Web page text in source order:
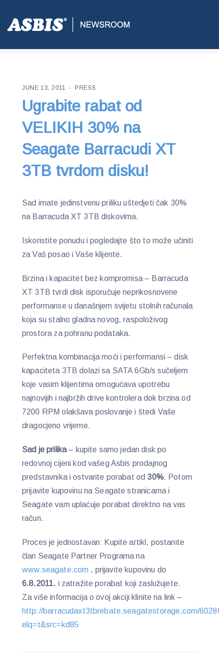
ASBIS CROATIA> PRESS> UGRABITE RABAT OD VELIKIH 30%
NA SEAGATE BARRACUDI XT 3TB TVRDOM DISKU!
JUNE 13, 2011 PRESS
Ugrabite rabat od
VELIKIH 30% na
Seagate Barracudi XT
3TB tvrdom disku!
Sad imate jedinstvenu priliku uštedjeti čak 30%
na Barracuda XT 3TB diskovima.
Iskoristite ponudu i pogledajte što to može učiniti
za Vaš posao i Vaše klijente.
Brzina i kapacitet bez kompromisa – Barracuda
XT 3TB tvrdi disk isporučuje neprikosnovene
performanse u današnjem svijetu stolnih računala
koja su stalno gladna novog, raspoloživog
prostora za pohranu podataka.
Perfektna kombinacija moći i performansi – disk
kapaciteta 3TB dolazi sa SATA 6Gb/s sučeljem
koje vasim klijentima omogućava upotrebu
najnovijih i najbržih drive kontrolera dok brzina od
7200 RPM olakšava poslovanje i štedi Vaše
dragocjeno vrijeme.
Sad je prilika– kupite samo jedan disk po
redovnoj cijeni kod vašeg Asbis prodajnog
predstavnika i ostvarite porabat od 30%. Potom
prijavite kupovinu na Seagate stranicama i
Seagate vam uplaćuje porabat direktno na vas
račun.
Proces je jednostavan: Kupite artikl, postanite
član Seagate Partner Programa na
www.seagate.com , prijavite kupovinu do
6.8.2011. i zatražite porabat koji zaslužujete.
Za više informacija o ovoj akciji klinite na link –
http://barracudaxt3tbrebate.seagatestorage.com/
elq=t&src=kd85